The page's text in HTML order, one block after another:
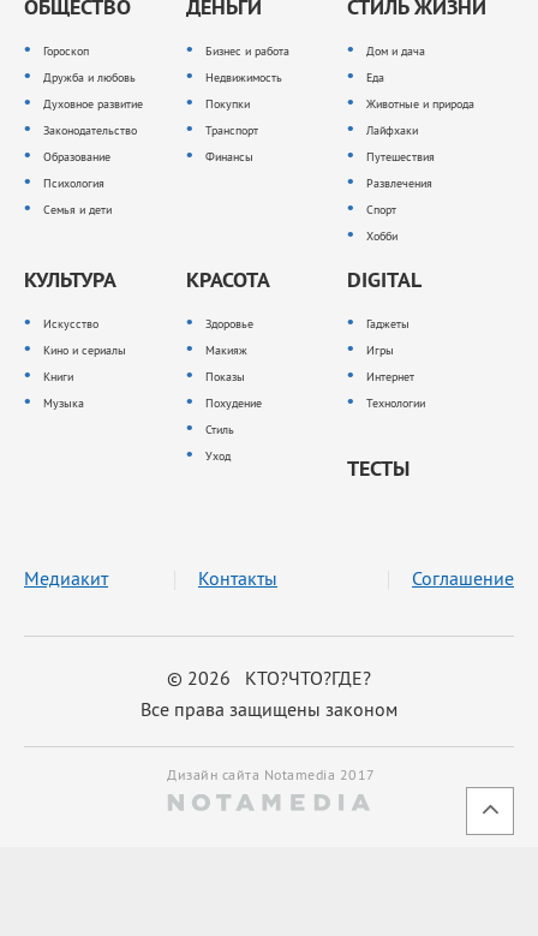
ОБЩЕСТВО
Гороскоп
Дружба и любовь
Духовное развитие
Законодательство
Образование
Психология
Семья и дети
ДЕНЬГИ
Бизнес и работа
Недвижимость
Покупки
Транспорт
Финансы
СТИЛЬ ЖИЗНИ
Дом и дача
Еда
Животные и природа
Лайфхаки
Путешествия
Развлечения
Спорт
Хобби
КУЛЬТУРА
Искусство
Кино и сериалы
Книги
Музыка
КРАСОТА
Здоровье
Макияж
Показы
Похудение
Стиль
Уход
DIGITAL
Гаджеты
Игры
Интернет
Технологии
ТЕСТЫ
© 2026 КТО?ЧТО?ГДЕ?
Все права защищены законом
Медиакит Контакты Соглашение
Дизайн сайта Notamedia 2017